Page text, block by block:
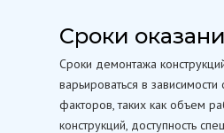
Сроки
Сроки демонтажа
варьироваться в
факторов, таких как объем
конструкций, доступность